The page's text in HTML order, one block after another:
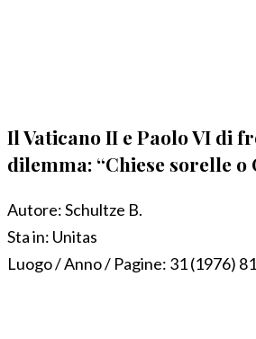
Il Vaticano II e Paolo VI di
dilemma: “Chiese sorelle o
Autore:Schultze B.
Sta in: Unitas
Luogo / Anno / Pagine: 31 (1976)